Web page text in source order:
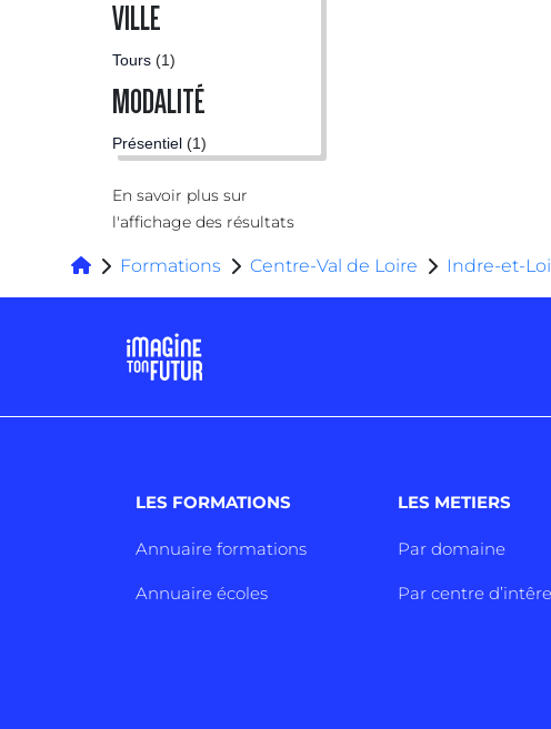
VILLE
Tours (1)
MODALITÉ
Présentiel (1)
En savoir plus sur
l'affichage des résultats
Formations Centre-Val de Loire Indre-et-
LES FORMATIONS
Annuaire formations
Annuaire écoles
LES METIERS
Par domaine
Par centre